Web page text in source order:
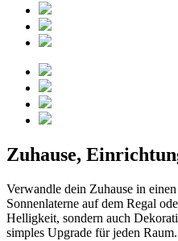
Zuhause,
Verwandle dein Zuhause in
Sonnenlaterne auf dem Regal
Helligkeit, sondern auch
simples Upgrade für jeden Raum.